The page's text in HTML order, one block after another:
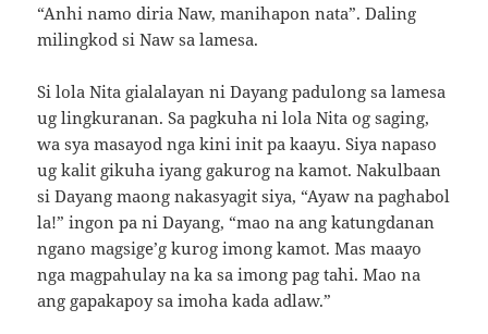
“Anhi namo diria Naw, manihapon nata”. Daling
milingkod si Naw sa lamesa.
Si lola Nita gialalayan ni Dayang padulong sa lamesa
ug lingkuranan. Sa pagkuha ni lola Nita og saging,
wa sya masayod nga kini init pa kaayu. Siya napaso
ug kalit gikuha iyang gakurog na kamot. Nakulbaan
si Dayang maong nakasyagit siya, “Ayaw na paghabol
la!” ingon pa ni Dayang, “mao na ang katungdanan
ngano magsige’g kurog imong kamot. Mas maayo
nga magpahulay na ka sa imong pag tahi. Mao na
ang gapakapoy sa imoha kada adlaw.”